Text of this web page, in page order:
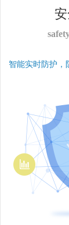
智能实时防护，